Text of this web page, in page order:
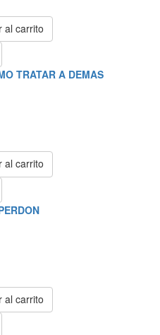
al carrito
TRATAR A DEMAS
al carrito
al carrito